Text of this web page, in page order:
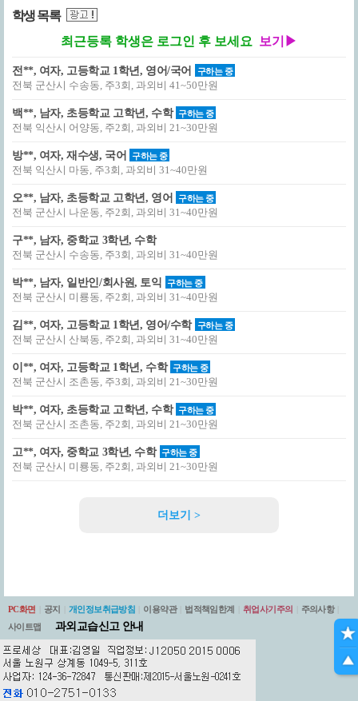
학생 목록
최근등록 학생은 로그인 후 보세요
보기▶
전**, 여자, 고등학교 1학년, 영어/국어 구하는 중
전북 군산시 수송동, 주3회, 과외비 41~50만원
백**, 남자, 초등학교 고학년, 수학 구하는 중
전북 익산시 어양동, 주2회, 과외비 21~30만원
방**, 여자, 재수생, 국어 구하는 중
전북 익산시 마동, 주3회, 과외비 31~40만원
오**, 남자, 초등학교 고학년, 영어 구하는 중
전북 군산시 나운동, 주2회, 과외비 31~40만원
구**, 남자, 중학교 3학년, 수학
전북 군산시 수송동, 주3회, 과외비 31~40만원
박**, 남자, 일반인/회사원, 토익 구하는 중
전북 군산시 미룡동, 주2회, 과외비 31~40만원
김**, 여자, 고등학교 1학년, 영어/수학 구하는 중
전북 군산시 산북동, 주2회, 과외비 31~40만원
이**, 여자, 고등학교 1학년, 수학 구하는 중
전북 군산시 조촌동, 주3회, 과외비 21~30만원
박**, 여자, 초등학교 고학년, 수학 구하는 중
전북 군산시 조촌동, 주2회, 과외비 21~30만원
고**, 여자, 중학교 3학년, 수학 구하는 중
전북 군산시 미룡동, 주2회, 과외비 21~30만원
더보기 >
PC화면 공지 개인정보취급방침 이용약관 법적책임한계 취업사기주의 주의사항
사이트맵
과외교습신고 안내